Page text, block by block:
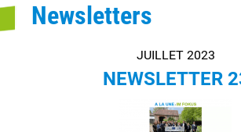
Newsletters
JUILLET 2023
NEWSLETTER